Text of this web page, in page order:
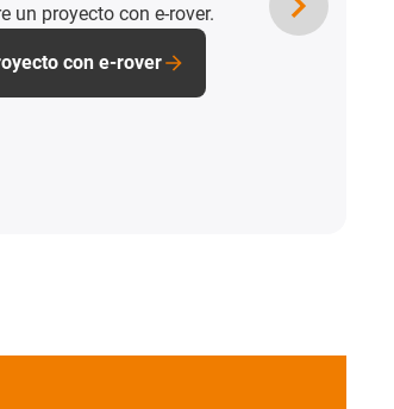
un proyecto con e-rover.
con e-rover